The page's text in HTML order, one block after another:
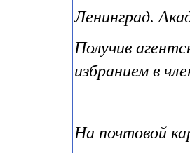
Ленинград.
Получив
избранием в
На почтовой